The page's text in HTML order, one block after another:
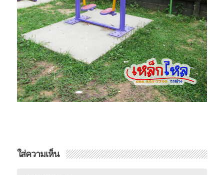
ใส่ความเห็น